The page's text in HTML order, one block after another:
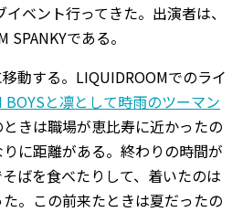
イベント行ってきた。出演者は、
である。
動する。LIQUIDROOMでのライ
BOYSと凛として時雨のツーマン
きは職場が恵比寿に近かったの
に距離がある。終わりの時間が
ばを食べたりして、着いたのは
。この前来たときは夏だったの